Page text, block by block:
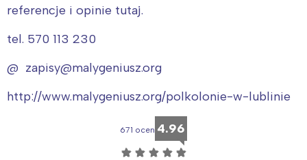
referencje i opinie tutaj.
tel. 570 113 230
@ zapisy@malygeniusz.org
http://www.malygeniusz.org/polkolonie-w-lublinie
671 ocen 4.96
☆ ☆ ☆ ☆ ☆